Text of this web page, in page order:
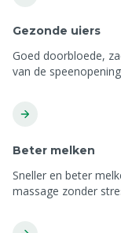
5802087
links/
5802090
Gezonde uiers
Goed doorbloede,
van de
Beter melken
Sneller en beter
massage zonder